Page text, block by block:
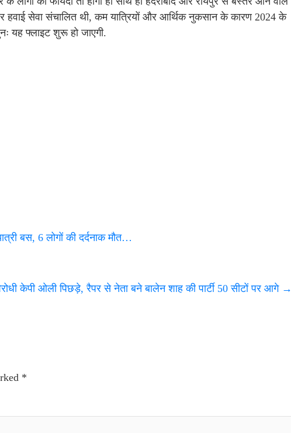
हवाई सेवा संचालित थी, कम यात्रियों और आर्थिक नुकसान के कारण 2024 के
यह फ्लाइट शुरू हो जाएगी.
बस, 6 लोगों की दर्दनाक मौत…
केपी ओली पिछड़े, रैपर से नेता बने बालेन शाह की पार्टी 50 सीटों पर आगे →
*